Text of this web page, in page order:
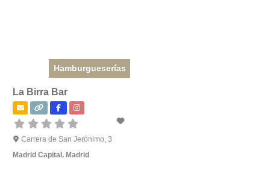
Hamburgueserías
La Birra Bar
Carrera de San Jerónimo, 3
Madrid Capital, Madrid